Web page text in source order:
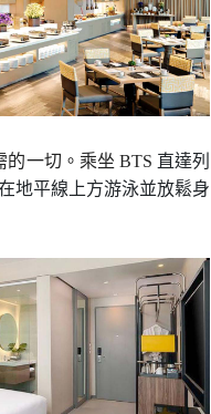
探索。您可以選擇帶按摩
泰國最廣泛的健康和美容